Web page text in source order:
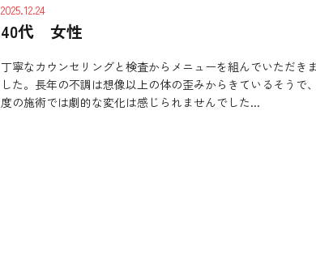
2025.12.24
40代 女性
丁寧なカウンセリングと検査からメニューを組んでいただきま
した。長年の不調は想像以上の体の歪みからきているそうで
度の施術では劇的な変化は感じられませんでした...